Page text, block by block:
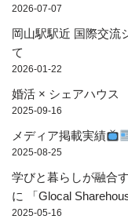
2026-07-07
岡山駅駅近 国際交流
て
2026-01-22
婚活 × シェアハウス
2025-09-16
メディア掲載実績
2025-08-25
学びと暮らしが融合
に 「Glocal
2025-05-16